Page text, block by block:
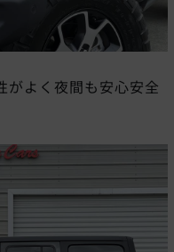
がよく夜間も安心安全